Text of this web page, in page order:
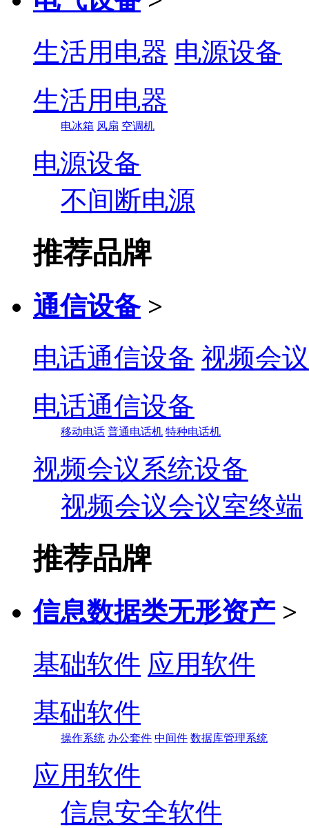
生活用电器 电源设备
生活用电器
电冰箱 风扇 空调机
电源设备
不间断电源
推荐品牌
通信设备 >
电话通信设备 视频会
电话通信设备
移动电话 普通电话机 特种电话机
视频会议系统设备
视频会议会议室终端
推荐品牌
信息数据类无形资产 >
基础软件 应用软件
基础软件
操作系统 办公套件 中间件 数据库管理系统
应用软件
信息安全软件